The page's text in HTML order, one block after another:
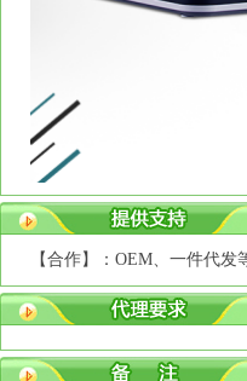
【合作】：OEM、一件代发